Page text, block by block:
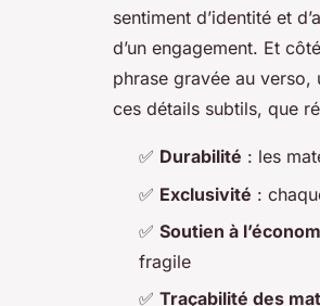
sentiment d’identité et
d’un engagement. Et
phrase gravée au verso,
ces détails subtils, que
✅ Durabilité : les
✅ Exclusivité :
✅ Soutien à
fragile
✅ Traçabilité des